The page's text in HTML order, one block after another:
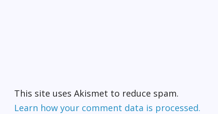
This site uses Akismet to reduce spam.
Learn how your comment data is processed.